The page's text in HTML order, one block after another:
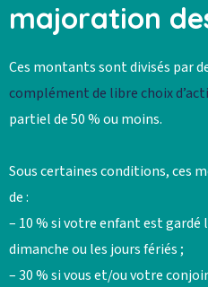
majoration
Ces montants sont divisés par
complément de libre choix
partiel de 50 % ou moins.
Sous certaines conditions, ces
de :
– 10 % si votre enfant est gardé
dimanche ou les jours fériés ;
– 30 % si vous et/ou votre